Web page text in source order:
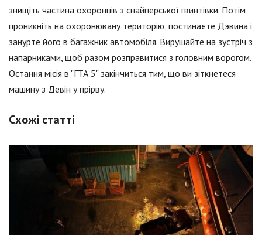
знищіть частина охоронців з снайперської гвинтівки. Потім
проникніть на охоронювану територію, постинаєте Дэвина і
занурте його в багажник автомобіля. Вирушайте на зустріч з
напарниками, щоб разом розправитися з головним ворогом.
Остання місія в "ГТА 5" закінчиться тим, що ви зіткнетеся
машину з Девін у прірву.
Схожі статті